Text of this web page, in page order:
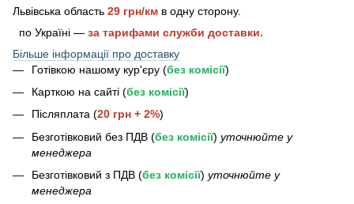
Львівська область 29 грн/км в одну сторону.
по Україні — за тарифами служби доставки.
Більше інформації про доставку
Готівкою нашому кур'єру (без комісії)
Карткою на сайті (без комісії)
Післяплата (20 грн + 2%)
Безготівковий без ПДВ (без комісії) уточнюйте у
менеджера
Безготівковий з ПДВ (без комісії) уточнюйте у
менеджера